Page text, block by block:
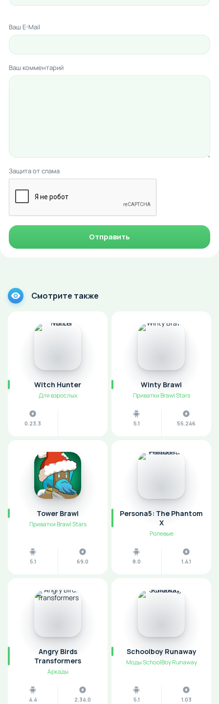
Ваш E-Mail
Ваш комментарий
Защита от спама
Отправить
Смотрите также
Witch Hunter
Для взрослых
0.23.3
Winty Brawl
Приватки Brawl Stars
5.1 55.246
Tower Brawl
Приватки Brawl Stars
5.1 69.0
Persona5: The Phantom
X
Ролевые
8.0 1.4.1
Angry Birds
Transformers
Аркады
4.4 2.34.0
Schoolboy Runaway
Моды SchoolBoy Runaway
5.1 1.03